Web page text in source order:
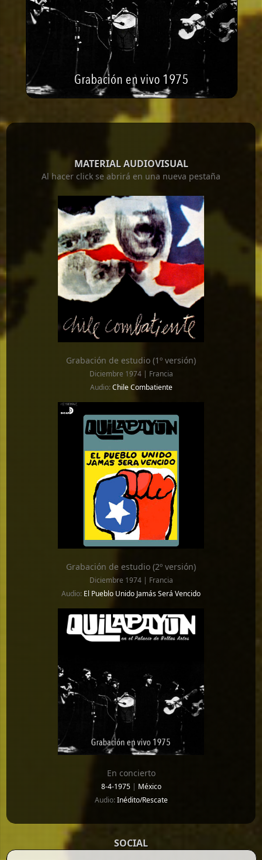
MATERIAL AUDIOVISUAL
Al hacer click se abrirá en una nueva pestaña
Grabación de estudio (1º versión)
Diciembre 1974 | Francia
Audio:Chile Combatiente
Grabación de estudio (2º versión)
Diciembre 1974 | Francia
Audio:El Pueblo Unido Jamás Será Vencido
En concierto
8-4-1975 | México
Audio:Inédito/Rescate
SOCIAL